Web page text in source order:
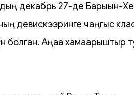
декабрь 27-де Барыын-
девискээринге чаңгыс
болган. Аңаа хамаарыштыр